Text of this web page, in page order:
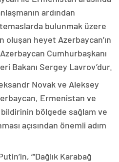
ardından
bulunmak üzere
heyet Azerbaycan’ın
Cumhurbaşkanı
Bakanı Sergey Lavrov’dur.
Novak ve Aleksey
Ermenistan ve
bildirinin bölgede sağlam ve
açısından önemli adım
“‘Dağlık Karabağ